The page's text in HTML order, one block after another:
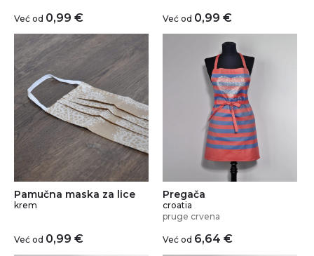
Već od 0,99 € Već od 0,99 €
Pamučna maska za lice
krem
Već od 0,99 €
Pregača
croatia
pruge crvena
Već od 6,64 €